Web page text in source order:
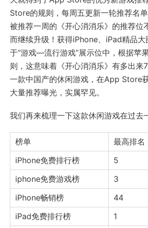
Store的规则，每周五更新一轮推荐名
被推荐一周的《开心消消乐》的推荐位
而继续升级！获得iPhone、iPad精品大
于“游戏—流行游戏”展示位中，根据苹
则，这意味着《开心消消乐》有多出来7
一款中国产的休闲游戏，在App Store
大量推荐曝光，实属罕见。
我们再来梳理一下这款休闲游戏在过去
榜单 最高排名
iPhone免费排行榜
5
iphone免费游戏榜
3
iPhone畅销榜
44
iPad免费排行榜
1